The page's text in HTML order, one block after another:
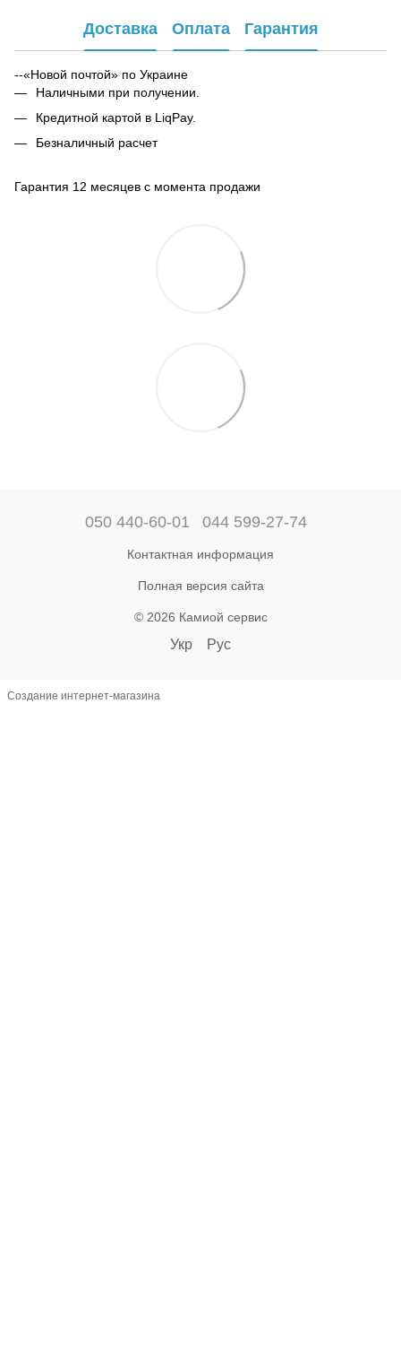
Доставка Оплата Гарантия
--«Новой почтой» по Украине
Наличными при получении.
Кредитной картой в LiqPay.
Безналичный расчет
Гарантия 12 месяцев с момента продажи
050 440-60-01 044 599-27-74
Контактная информация
Полная версия сайта
© 2026 Камиой сервис
Укр Рус
Создание интернет-магазина